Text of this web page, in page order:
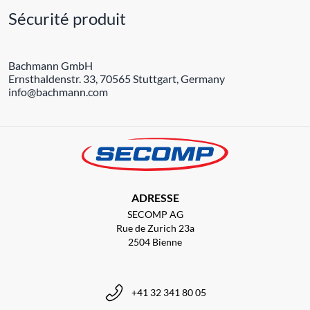
Sécurité produit
Bachmann GmbH
Ernsthaldenstr. 33, 70565 Stuttgart, Germany
info@bachmann.com
ADRESSE
SECOMP AG
Rue de Zurich 23a
2504 Bienne
+41 32 341 80 05